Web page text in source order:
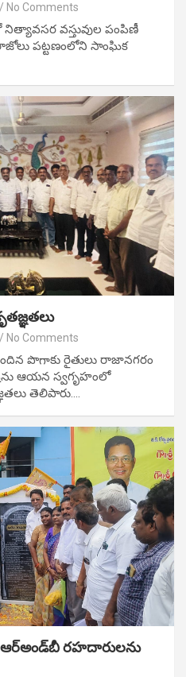
No Comments
వస్తువుల పంపిణీ
పట్టణంలోని సాంఘిక
No Comments
పొగాకు రైతులు రాజానగరం
ఆయన స్వగృహంలో
తెలిపారు.…
ఆర్‌అండ్‌బీ రహదారులను